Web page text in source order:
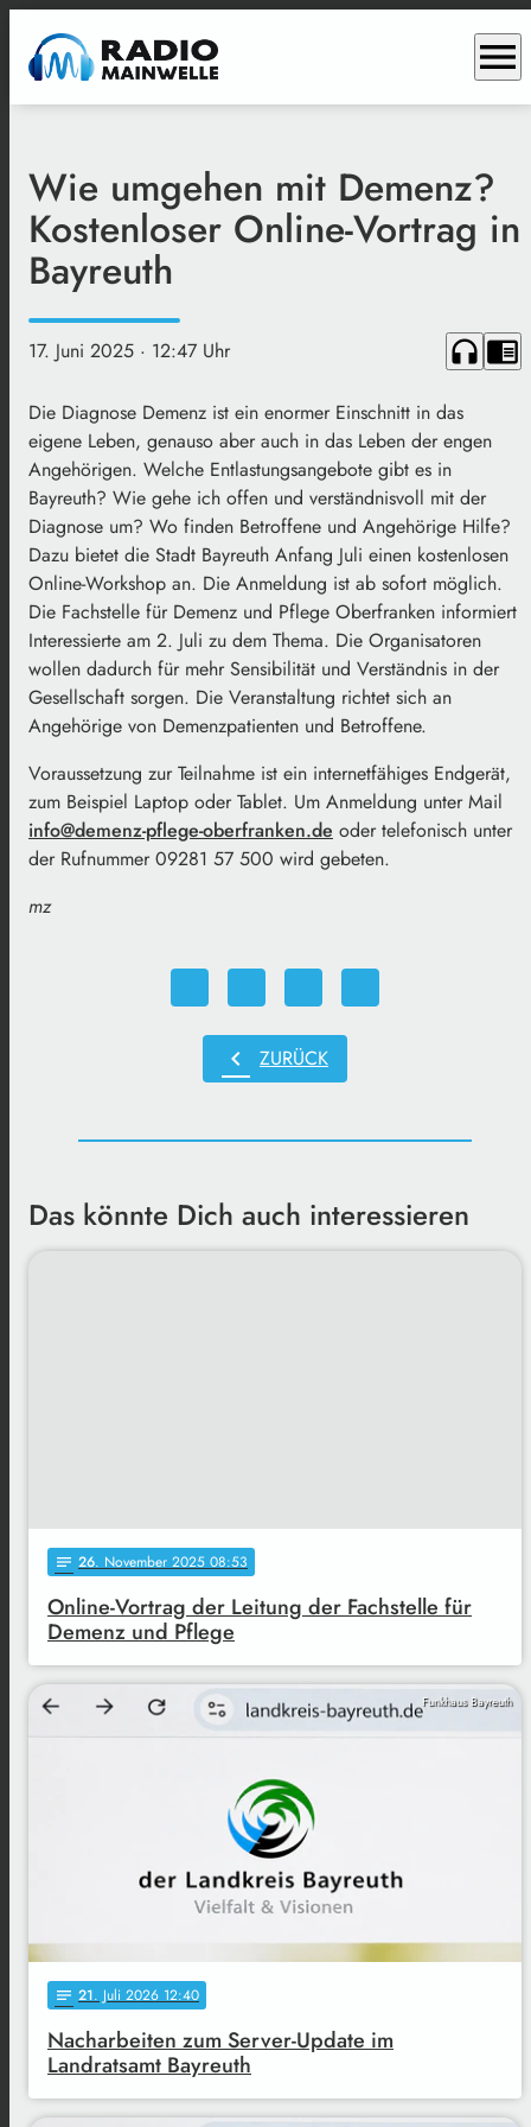
menu
Wie umgehen mit Demenz?
Kostenloser Online-Vortrag in
Bayreuth
17. Juni 2025 · 12:47 Uhr headphones chrome_reader_mode
Die Diagnose Demenz ist ein enormer Einschnitt in das
eigene Leben, genauso aber auch in das Leben der engen
Angehörigen. Welche Entlastungsangebote gibt es in
Bayreuth? Wie gehe ich offen und verständnisvoll mit der
Diagnose um? Wo finden Betroffene und Angehörige Hilfe?
Dazu bietet die Stadt Bayreuth Anfang Juli einen kostenlosen
Online-Workshop an. Die Anmeldung ist ab sofort möglich.
Die Fachstelle für Demenz und Pflege Oberfranken informiert
Interessierte am 2. Juli zu dem Thema. Die Organisatoren
wollen dadurch für mehr Sensibilität und Verständnis in der
Gesellschaft sorgen. Die Veranstaltung richtet sich an
Angehörige von Demenzpatienten und Betroffene.
Voraussetzung zur Teilnahme ist ein internetfähiges Endgerät,
zum Beispiel Laptop oder Tablet. Um Anmeldung unter Mail
info@demenz-pflege-oberfranken.de oder telefonisch unter
der Rufnummer 09281 57 500 wird gebeten.
mz
chevron_left ZURÜCK
Das könnte Dich auch interessieren
notes 26. November 2025 08:53
Online-Vortrag der Leitung der Fachstelle für
Demenz und Pflege
Funkhaus Bayreuth
notes 21. Juli 2026 12:40
Nacharbeiten zum Server-Update im
Landratsamt Bayreuth